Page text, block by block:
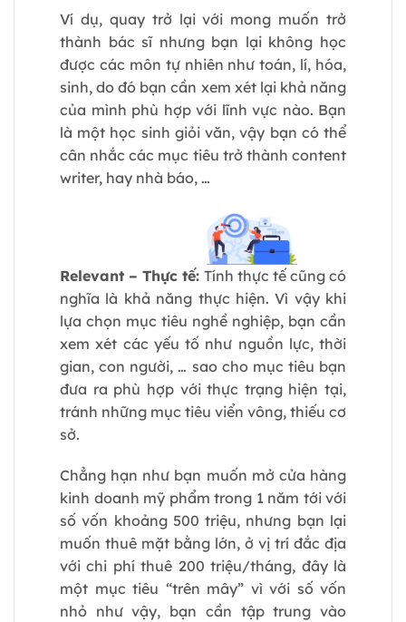
Ví dụ, quay trở lại với mong muốn trở
thành bác sĩ nhưng bạn lại không học
được các môn tự nhiên như toán, lí, hóa,
sinh, do đó bạn cần xem xét lại khả năng
của mình phù hợp với lĩnh vực nào. Bạn
là một học sinh giỏi văn, vậy bạn có thể
cân nhắc các mục tiêu trở thành content
writer, hay nhà báo, …
Relevant – Thực tế: Tính thực tế cũng có
nghĩa là khả năng thực hiện. Vì vậy khi
lựa chọn mục tiêu nghề nghiệp, bạn cần
xem xét các yếu tố như nguồn lực, thời
gian, con người, … sao cho mục tiêu bạn
đưa ra phù hợp với thực trạng hiện tại,
tránh những mục tiêu viển vông, thiếu cơ
sở.
Chẳng hạn như bạn muốn mở cửa hàng
kinh doanh mỹ phẩm trong 1 năm tới với
số vốn khoảng 500 triệu, nhưng bạn lại
muốn thuê mặt bằng lớn, ở vị trí đắc địa
với chi phí thuê 200 triệu/tháng, đây là
một mục tiêu “trên mây” vì với số vốn
nhỏ như vậy, bạn cần tập trung vào